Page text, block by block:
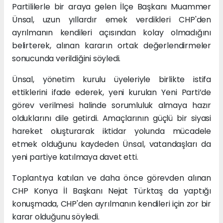
Partililerle bir araya gelen İlçe Başkanı Muammer
Ünsal, uzun yıllardır emek verdikleri CHP'den
ayrılmanın kendileri açısından kolay olmadığını
belirterek, alınan kararın ortak değerlendirmeler
sonucunda verildiğini söyledi.
Ünsal, yönetim kurulu üyeleriyle birlikte istifa
ettiklerini ifade ederek, yeni kurulan Yeni Parti’de
görev verilmesi halinde sorumluluk almaya hazır
olduklarını dile getirdi. Amaçlarının güçlü bir siyasi
hareket oluşturarak iktidar yolunda mücadele
etmek olduğunu kaydeden Ünsal, vatandaşları da
yeni partiye katılmaya davet etti.
Toplantıya katılan ve daha önce görevden alınan
CHP Konya İl Başkanı Nejat Türktaş da yaptığı
konuşmada, CHP'den ayrılmanın kendileri için zor bir
karar olduğunu söyledi.